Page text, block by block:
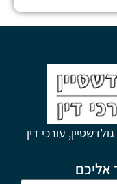
עורכי דין
אליכם